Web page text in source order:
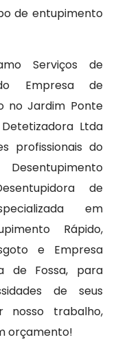
de entupimento
Serviços de
Empresa de
no Jardim Ponte
Ltda
profissionais do
de
em
Rápido,
e Empresa
de Fossa, para
de seus
nosso trabalho,
orçamento!